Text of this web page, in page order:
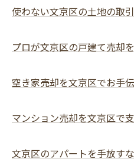
使わない文京区の土地の取
プロが文京区の戸建て売却
空き家売却を文京区でお手
マンション売却を文京区で
文京区のアパートを手放す